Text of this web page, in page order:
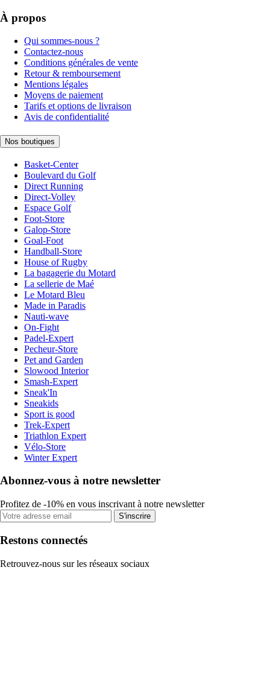
À propos
Qui sommes-nous ?
Contactez-nous
Conditions générales de vente
Retour & remboursement
Mentions légales
Moyens de paiement
Tarifs et options de livraison
Avis de confidentialité
Nos boutiques
Basket-Center
Boulevard du Golf
Direct Running
Direct-Volley
Espace Golf
Foot-Store
Galop-Store
Goal-Foot
Handball-Store
House of Rugby
La bagagerie du Motard
La sellerie de Maé
Le Motard Bleu
Made in Paradis
Nauti-wave
On-Fight
Padel-Expert
Pecheur-Store
Pet and Garden
Slowood Interior
Smash-Expert
Sneak'In
Sneakids
Sport is good
Trek-Expert
Triathlon Expert
Vélo-Store
Winter Expert
Abonnez-vous à notre newsletter
Profitez de -10% en vous inscrivant à notre newsletter
S'inscrire
Restons connectés
Retrouvez-nous sur les réseaux sociaux